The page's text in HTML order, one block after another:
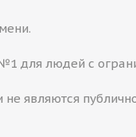
№1 для людей с
являются